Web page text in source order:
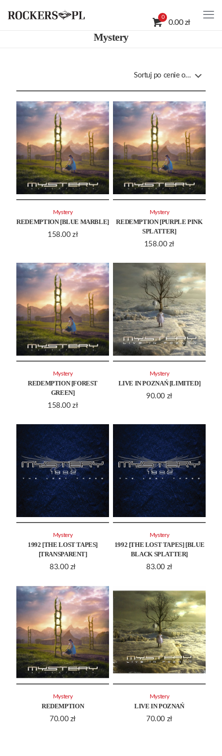
0
0.00 zł
Mystery
REDEMPTION [BLUE MARBLE]
158.00 zł
Mystery
REDEMPTION [PURPLE PINK
SPLATTER]
158.00 zł
Mystery
REDEMPTION [FOREST
GREEN]
158.00 zł
Mystery
LIVE IN POZNAŃ [LIMITED]
90.00 zł
Mystery
1992 [THE LOST TAPES]
[TRANSPARENT]
83.00 zł
Mystery
1992 [THE LOST TAPES] [BLUE
BLACK SPLATTER]
83.00 zł
Mystery
REDEMPTION
70.00 zł
Mystery
LIVE IN POZNAŃ
70.00 zł
Mystery